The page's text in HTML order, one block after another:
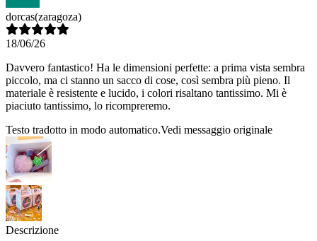
dorcas(zaragoza)
18/06/26
Davvero fantastico! Ha le dimensioni perfette: a prima vista sembra
piccolo, ma ci stanno un sacco di cose, così sembra più pieno. Il
materiale è resistente e lucido, i colori risaltano tantissimo. Mi è
piaciuto tantissimo, lo ricompreremo.
Testo tradotto in modo automatico.Vedi messaggio originale
Descrizione